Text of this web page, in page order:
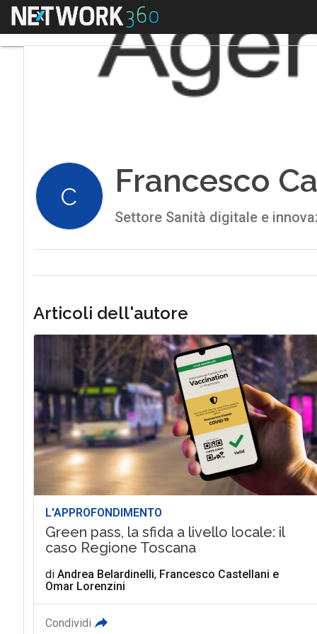
Menu
C Francesco
Settore Sanità digitale e
Articoli dell'autore
L'APPROFONDIMENTO
Green pass, la sfida a livello locale: il
caso Regione Toscana
di Andrea Belardinelli, Francesco Castellani e
Omar Lorenzini
Condividi